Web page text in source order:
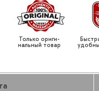
Только ориги­
нальный товар